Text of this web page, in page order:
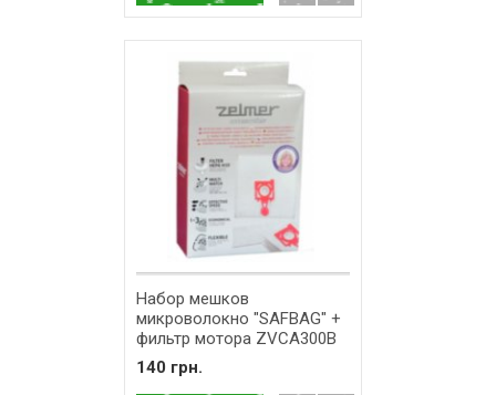
Набор мешков
микроволокно "SAFBAG" +
фильтр мотора ZVCA300B
для пылесоса Zelmer
(A494220.00) 12006468
140 грн.